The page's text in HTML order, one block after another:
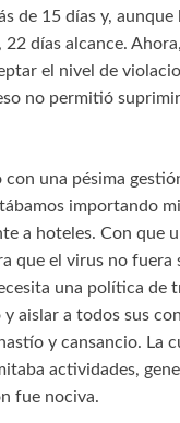
de 15 días y,
días alcance.
el nivel de
no permitió
con una pésima
importando
a hoteles. Con que
que el virus no
una política
aislar a todos sus
y cansancio. La
actividades,
fue nociva.